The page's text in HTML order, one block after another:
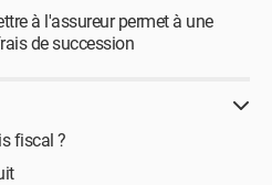
à l'assureur permet à une
de succession
fiscal ?